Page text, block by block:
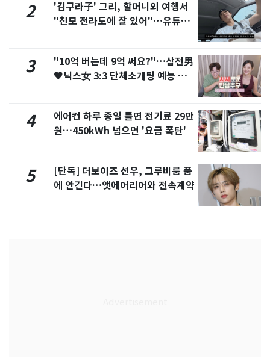
2
'김구라子' 그리, 할머니외 여행서
"친모 전라도에 잘 있어"…유튜브
3
"10억 버는데 9억 써요?"…삼전男
♥닉스女 3:3 단체소개팅 예능 화
4
에어컨 하루 종일 틀면 전기료 29만
원…450kWh 넘으면 '요금 폭탄'
5
[단독] 더보이즈 선우, 그루비룸 품
에 안긴다…앳에어리어와 전속계약